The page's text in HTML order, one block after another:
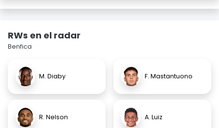
RWs en el radar
Benfica
M. Diaby F. Mastantuono
R. Nelson A. Luiz